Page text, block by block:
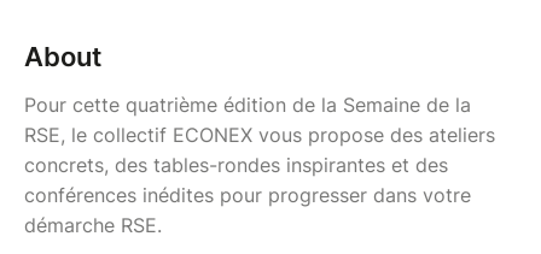
About
Pour cette quatrième édition de la Semaine de la
RSE, le collectif ECONEX vous propose des ateliers
concrets, des tables-rondes inspirantes et des
conférences inédites pour progresser dans votre
démarche RSE.